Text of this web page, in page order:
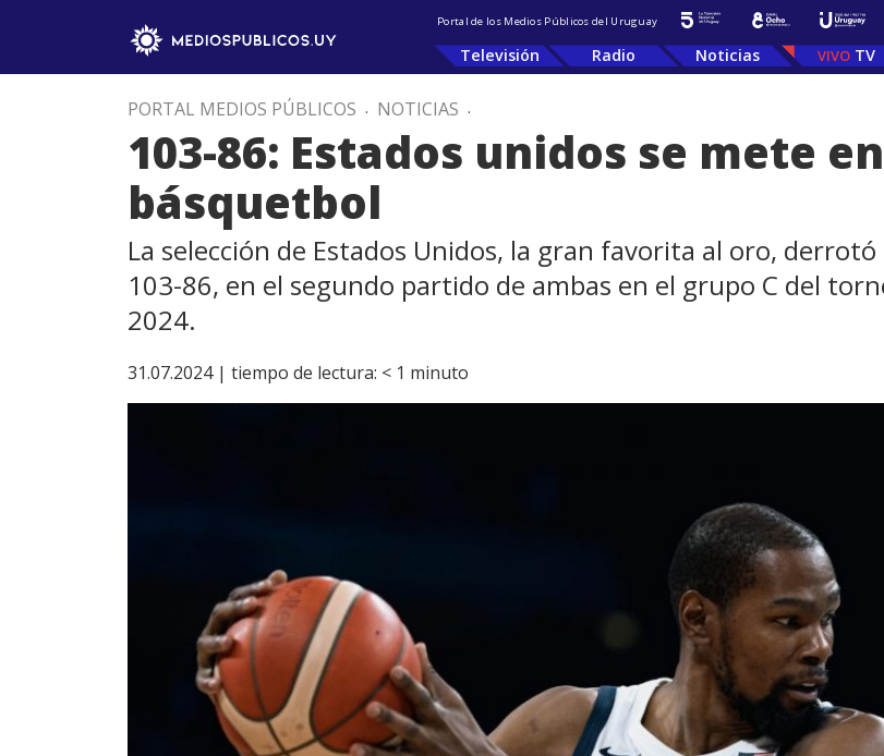
Portal de los Medios Públicos del Uruguay
Televisión Radio Noticias TV
PORTAL MEDIOS PÚBLICOS . NOTICIAS .
103-86: Estados unidos se mete
básquetbol
La selección de Estados Unidos, la gran favorita al oro,
103-86, en el segundo partido de ambas en el grupo C del
2024.
31.07.2024 | tiempo de lectura: < 1 minuto